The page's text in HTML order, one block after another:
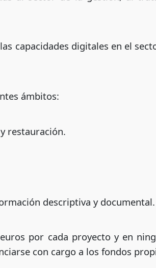
capacidades digitales en el
ámbitos:
restauración.
descriptiva y documental.
por cada proyecto y en
con cargo a los fondos